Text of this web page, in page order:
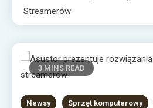
Streamerów
3 MINS READ
Newsy Sprzęt komputerowy